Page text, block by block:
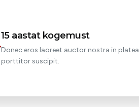
15 aastat kogemust
Donec eros laoreet auctor nostra in platea
porttitor suscipit.